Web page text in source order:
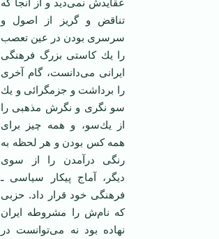
عقايدش نمی‌ديد و از آنجا كه
تناقض و گريز از اصول و
سرسری بودن در عين تعصب
را يك كاستی بزرگ فرهنگی
ايرانی می‌دانست، گام آخری
را برداشت و جزمگرائی و يك
سو نگری و نگرش مذهبی را
از يك‌سو، و همه چيز برای
همه كس بودن و هر لحظه به
رنگی درآمدن را از سوی
ديگر، آماج پيكار سياسی ـ
فرهنگی خود قرار داد. حزبی
كه نام‌ش را مشروطه ايران
نهاده بود نه می‌توانست در